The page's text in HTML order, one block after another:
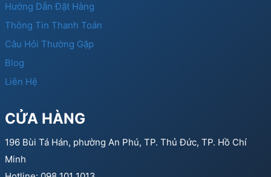
Hướng Dẫn Đặt Hàng
Thông Tin Thanh Toán
Câu Hỏi Thường Gặp
Blog
Liên Hệ
CỬA HÀNG
196 Bùi Tá Hán, phường An Phú, TP. Thủ Đức, TP. Hồ Chí
Minh